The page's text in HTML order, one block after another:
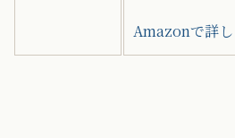
Amazonで詳し